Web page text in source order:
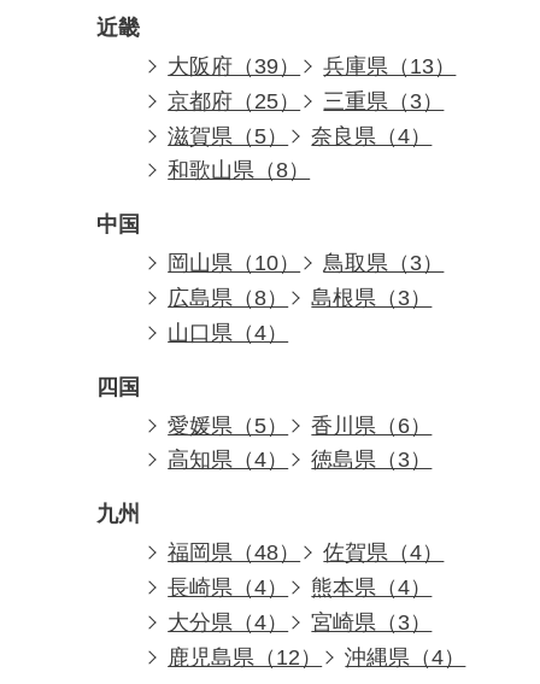
近畿
大阪府（39）
兵庫県（13）
京都府（25）
三重県（3）
滋賀県（5）
奈良県（4）
和歌山県（8）
中国
岡山県（10）
鳥取県（3）
広島県（8）
島根県（3）
山口県（4）
四国
愛媛県（5）
香川県（6）
高知県（4）
徳島県（3）
九州
福岡県（48）
佐賀県（4）
長崎県（4）
熊本県（4）
大分県（4）
宮崎県（3）
鹿児島県（12）
沖縄県（4）